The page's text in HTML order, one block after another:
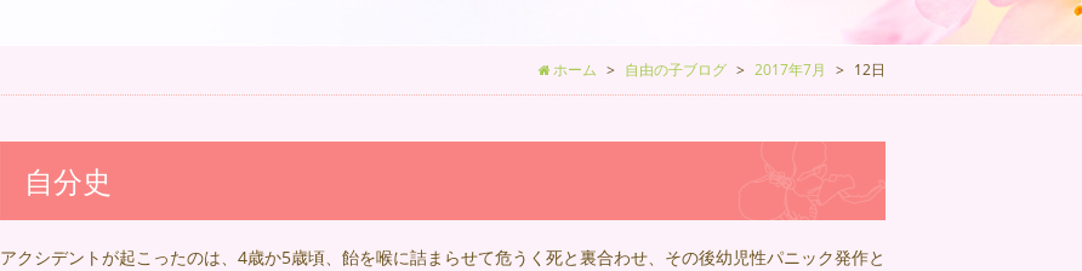
ホーム 自由の子ブログ 2017年7月 12日
自分史
アクシデントが起こったのは、4歳か5歳頃、飴を喉に詰まらせて危うく死と裏合わせ、その後幼児性パニック発作と